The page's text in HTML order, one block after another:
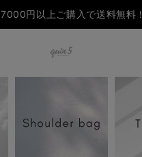
7000円以上ご購入で送料無料！